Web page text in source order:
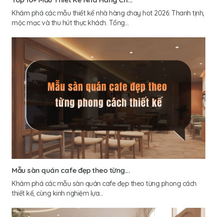
Khám phá các mẫu thiết kế nhà hàng chay hot 2026: Thanh tịnh,
mộc mạc và thu hút thực khách. Tổng...
Mẫu sàn quán cafe đẹp theo từng...
Khám phá các mẫu sàn quán cafe đẹp theo từng phong cách
thiết kế, cùng kinh nghiệm lựa...